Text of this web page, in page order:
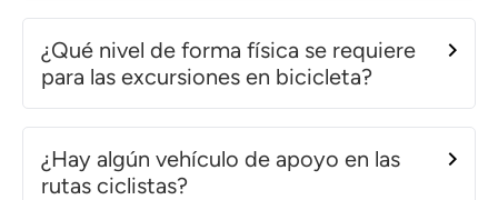
¿Qué nivel de forma física se requiere
para las excursiones en bicicleta?
¿Hay algún vehículo de apoyo en las
rutas ciclistas?